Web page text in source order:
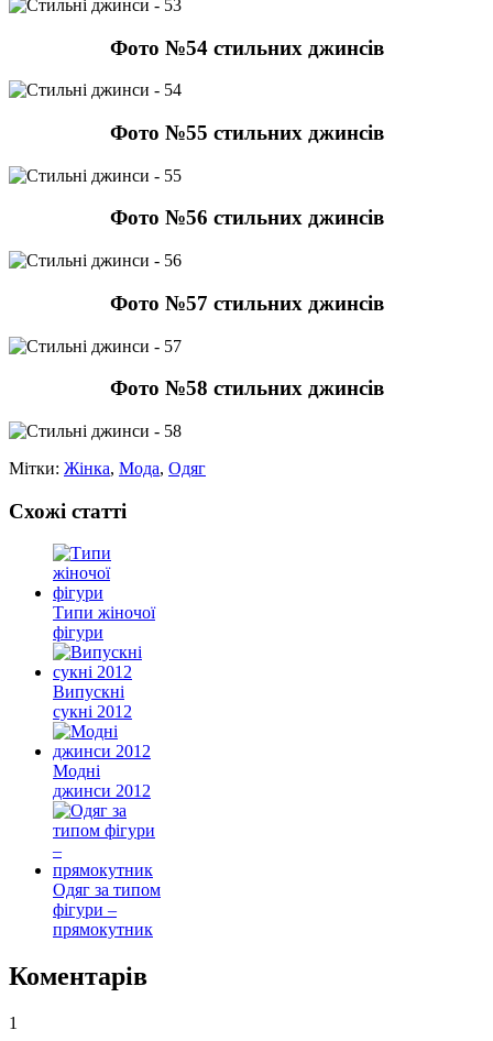
Фото №54 стильних джинсів
Фото №55 стильних джинсів
Фото №56 стильних джинсів
Фото №57 стильних джинсів
Фото №58 стильних джинсів
Мітки: Жінка, Мода, Одяг
Схожі статті
Типи жіночої
фігури
Випускні
сукні 2012
Модні
джинси 2012
Одяг за типом
фігури –
прямокутник
Коментарів
1